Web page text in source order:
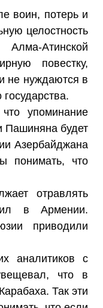
воин, потерь и
целостность
Атинской
повестку,
не нуждаются в
упоминание
Пашиняна будет
Азербайджана
понимать, что
отравлять
в Армении.
приводили
аналитиков с
что в
Так эти